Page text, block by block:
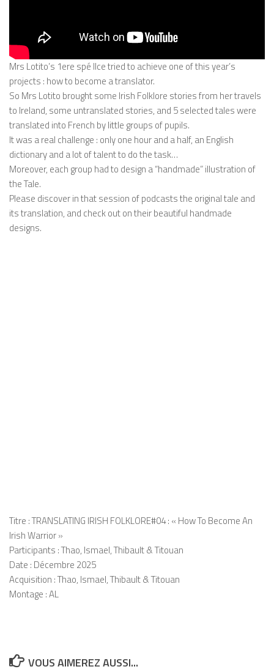
Mrs Lotito’s 1ere spé llce tried to achieve one of this year’s
projects : how to become a translator.
So Mrs Lotito brought some Irish Folklore stories from her travels
to Ireland, some untranslated stories, and 5 selected tales were
translated into French by little groups of pupils.
It was a real challenge : only one hour and a half, an English
dictionary and a lot of talent to do the task…
Moreover, each group had to design a “handmade” illustration of
the Tale.
Please discover in that session of podcasts the original tale and
its translation, and check out on their beautiful handmade
designs.
Titre : TRANSLATING IRISH FOLKLORE#04 : « How To Become An
Irish Warrior »
Participants : Thao, Ismael, Thibault & Titouan
Date : Décembre 2025
Acquisition : Thao, Ismael, Thibault & Titouan
Montage : AL
VOUS AIMEREZ AUSSI...